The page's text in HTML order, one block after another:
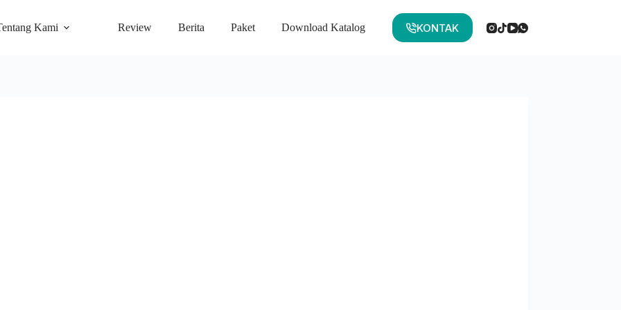
Kami Review Berita Paket Download Katalog KONTAK